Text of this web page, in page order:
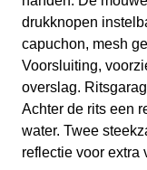
drukknopen
capuchon, mesh
Voorsluiting,
overslag.
Achter de rits een
water. Twee
reflectie voor extra